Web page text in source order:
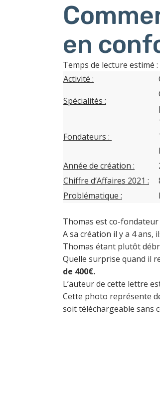
en
Temps de lecture estimé
Activité :
Spécialités :
Fondateurs :
Année de création :
Chiffre d’Affaires 2021 :
Problématique :
Thomas est co-fondateur
A sa création il y a 4 ans,
Thomas étant plutôt
Quelle surprise quand il
de 400€.
L’auteur de cette lettre
Cette photo représente
soit téléchargeable sans